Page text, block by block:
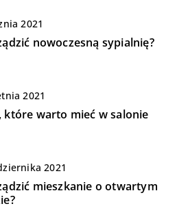
2021
nowoczesną sypialnię?
2021
które warto mieć w salonie
2021
mieszkanie o otwartym